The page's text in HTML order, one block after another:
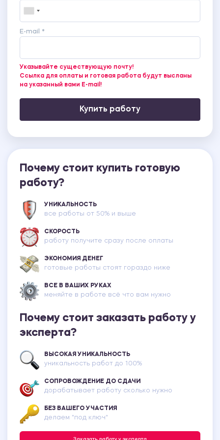
E-mail *
Указывайте существующую почту!
Ссылка для оплаты и готовая работа будут высланы
на указанный вами E-mail!
Купить работу
Почему стоит купить готовую
работу?
УНИКАЛЬНОСТЬ
все работы от 50% и выше
СКОРОСТЬ
работу получите сразу после оплаты
ЭКОНОМИЯ ДЕНЕГ
готовые работы стоят гораздо ниже
ВСЕ В ВАШИХ РУКАХ
меняйте в работе всё что вам нужно
Почему стоит заказать работу у
эксперта?
ВЫСОКАЯ УНИКАЛЬНОСТЬ
уникальность работ до 100%
СОПРОВОЖДЕНИЕ ДО СДАЧИ
дорабатывает работу сколько нужно
БЕЗ ВАШЕГО УЧАСТИЯ
делаем "под ключ"